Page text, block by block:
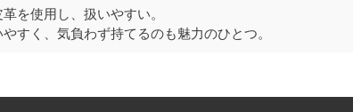
を使用し、扱いやすい。
すく、気負わず持てるのも魅力のひとつ。